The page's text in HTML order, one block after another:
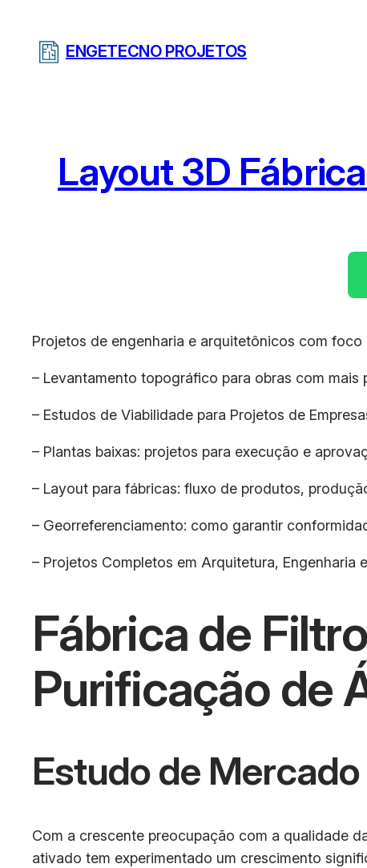
ENGETECNO PROJETOS
Layout 3D
Projetos de engenharia e arquitetônicos com
– Levantamento topográfico para obras com mais
– Estudos de Viabilidade para Projetos de
– Plantas baixas: projetos para execução e
– Layout para fábricas: fluxo de produtos,
– Georreferenciamento: como garantir
– Projetos Completos em Arquitetura,
Fábrica de
Purificação de
Estudo de Mercado
Com a crescente preocupação com a qualidade
ativado tem experimentado um crescimento